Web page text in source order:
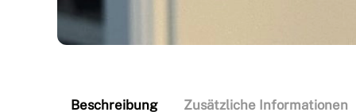
Beschreibung Zusätzliche Informationen